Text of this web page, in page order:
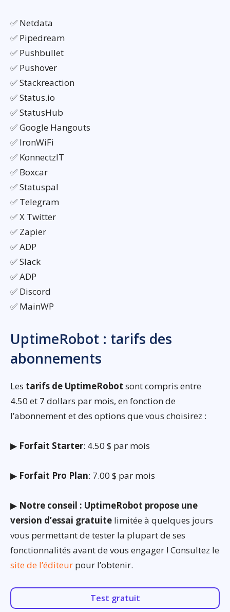
✅ Netdata
✅ Pipedream
✅ Pushbullet
✅ Pushover
✅ Stackreaction
✅ Status.io
✅ StatusHub
✅ Google Hangouts
✅ IronWiFi
✅ KonnectzIT
✅ Boxcar
✅ Statuspal
✅ Telegram
✅ X Twitter
✅ Zapier
✅ ADP
✅ Slack
✅ ADP
✅ Discord
✅ MainWP
UptimeRobot : tarifs des
abonnements
Les tarifs de UptimeRobot sont compris entre
4.50 et 7 dollars par mois, en fonction de
l’abonnement et des options que vous choisirez :
▶ Forfait Starter: 4.50 $ par mois
▶ Forfait Pro Plan: 7.00 $ par mois
▶ Notre conseil : UptimeRobot propose une
version d’essai gratuite limitée à quelques jours
vous permettant de tester la plupart de ses
fonctionnalités avant de vous engager ! Consultez le
site de l’éditeur pour l’obtenir.
Test gratuit